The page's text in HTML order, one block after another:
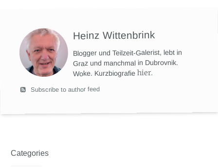
Heinz Wittenbrink
Blogger und Teilzeit-Galerist, lebt in
Graz und manchmal in Dubrovnik.
Woke. Kurzbiografiehier.
Subscribe to author feed
Categories